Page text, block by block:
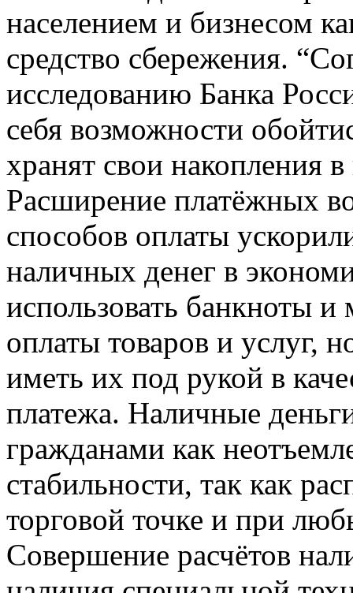
населением и бизнесом
средство сбережения.
исследованию Банка
себя возможности
хранят свои накопления
Расширение платёжных
способов оплаты
наличных денег в
использовать банкноты
оплаты товаров и услуг,
иметь их под рукой в
платежа. Наличные
гражданами как
стабильности, так как
торговой точке и при
Совершение расчётов